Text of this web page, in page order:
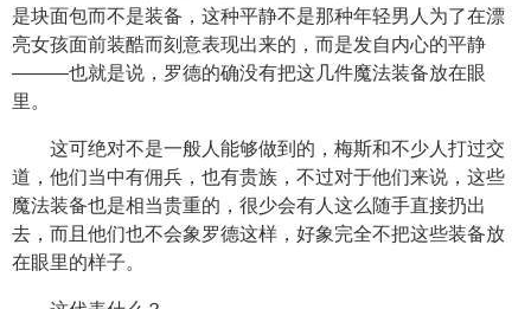
是块面包而不是装备，这种平静不是那种年轻男人为了在漂
亮女孩面前装酷而刻意表现出来的，而是发自内心的平静
———也就是说，罗德的确没有把这几件魔法装备放在眼
里。
这可绝对不是一般人能够做到的，梅斯和不少人打过交
道，他们当中有佣兵，也有贵族，不过对于他们来说，这些
魔法装备也是相当贵重的，很少会有人这么随手直接扔出
去，而且他们也不会象罗德这样，好象完全不把这些装备放
在眼里的样子。